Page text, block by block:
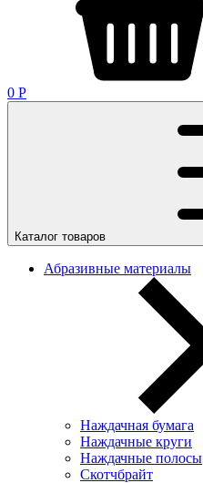
0 Р
Каталог товаров
Абразивные материалы
Наждачная бумага
Наждачные круги
Наждачные полосы
Скотчбрайт